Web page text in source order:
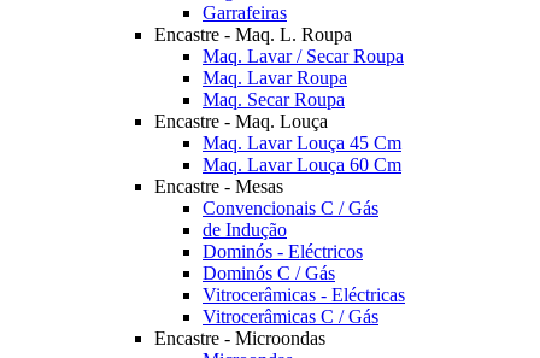
Garrafeiras
Encastre - Maq. L. Roupa
Maq. Lavar / Secar Roupa
Maq. Lavar Roupa
Maq. Secar Roupa
Encastre - Maq. Louça
Maq. Lavar Louça 45 Cm
Maq. Lavar Louça 60 Cm
Encastre - Mesas
Convencionais C / Gás
de Indução
Dominós - Eléctricos
Dominós C / Gás
Vitrocerâmicas - Eléctricas
Vitrocerâmicas C / Gás
Encastre - Microondas